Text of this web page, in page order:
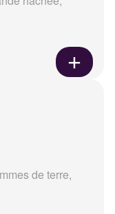
de terre,